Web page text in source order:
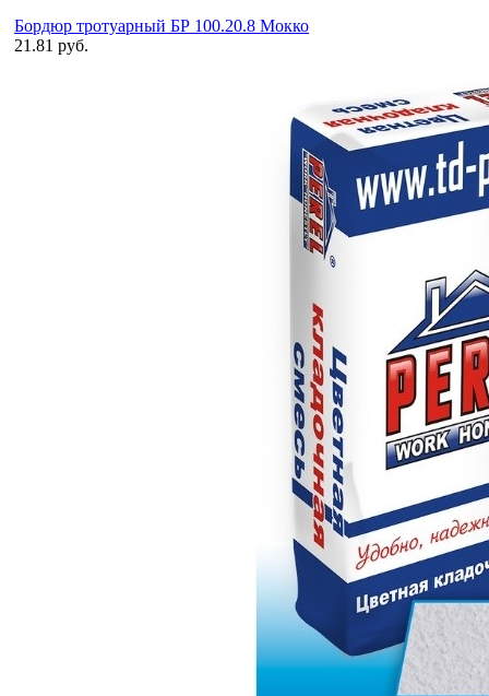
Бордюр тротуарный БР 100.20.8 Мокко
21.81 руб.